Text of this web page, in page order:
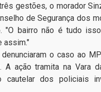
gestões, o morador
de Segurança dos
"O bairro não é tudo
assim."
o caso ao
A ação tramita na Vara
dos policiais